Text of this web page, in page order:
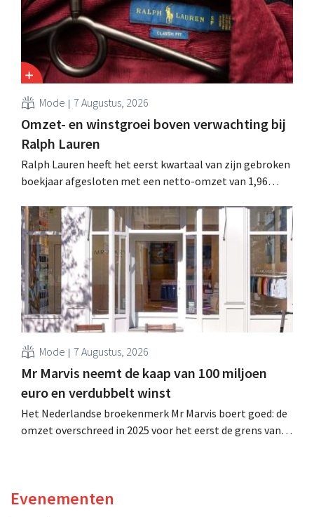
Mode 7 Augustus, 2026
Omzet- en winstgroei boven verwachting bij
Ralph Lauren
Ralph Lauren heeft het eerst kwartaal van zijn gebroken
boekjaar afgesloten met een netto-omzet van 1,96
is dan een jaar eerder. Na die beter dan verwachte start
verhoogt het bedrijf ook zijn vooruitzichten voor het
volledige boekjaar.
Mode 7 Augustus, 2026
Mr Marvis neemt de kaap van 100 miljoen
euro en verdubbelt winst
Het Nederlandse broekenmerk Mr Marvis boert goed: de
omzet overschreed in 2025 voor het eerst de grens van
Evenementen